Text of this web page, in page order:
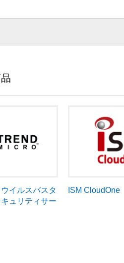
イルスバスタ
ュリティサー
ISM CloudOne